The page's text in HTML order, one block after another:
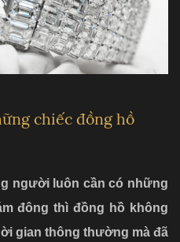
chiếc đồng hồ
người luôn cần có những
đông thì đồng hồ không
gian thông thường mà đã